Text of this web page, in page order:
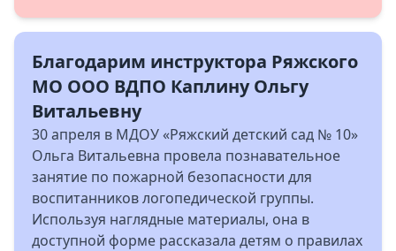
Благодарим инструктора Ряжского
МО ООО ВДПО Каплину Ольгу
Витальевну
30 апреля в МДОУ «Ряжский детский сад № 10»
Ольга Витальевна провела познавательное
занятие по пожарной безопасности для
воспитанников логопедической группы.
Используя наглядные материалы, она в
доступной форме рассказала детям о правилах